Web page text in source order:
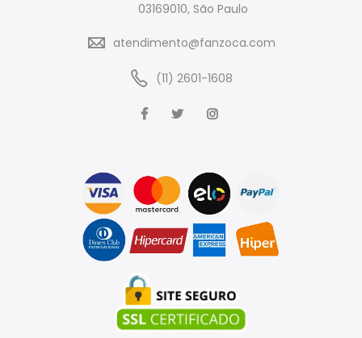
03169010, São Paulo
atendimento@fanzoca.com
(11) 2601-1608